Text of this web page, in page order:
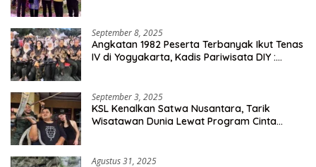
September 8, 2025
Angkatan 1982 Peserta Terbanyak Ikut Tenas
IV di Yogyakarta, Kadis Pariwisata DIY :
September 3, 2025
KSL Kenalkan Satwa Nusantara, Tarik
Wisatawan Dunia Lewat Program Cinta
Agustus 31, 2025